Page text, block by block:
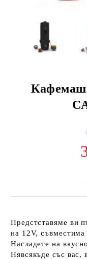
Предстставяме ви
на 12V,
Насладете на
Нявсякъде със вас,